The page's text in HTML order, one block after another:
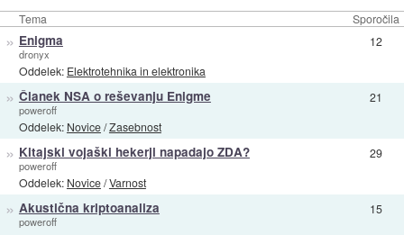
Tema Sporočila
» Enigma
dronyx
Oddelek: Elektrotehnika in elektronika
12
» Članek NSA o reševanju Enigme
poweroff
Oddelek: Novice/Zasebnost
21
» Kitajski vojaški hekerji napadajo ZDA?
poweroff
Oddelek: Novice/Varnost
29
» Akustična kriptoanaliza
poweroff
15